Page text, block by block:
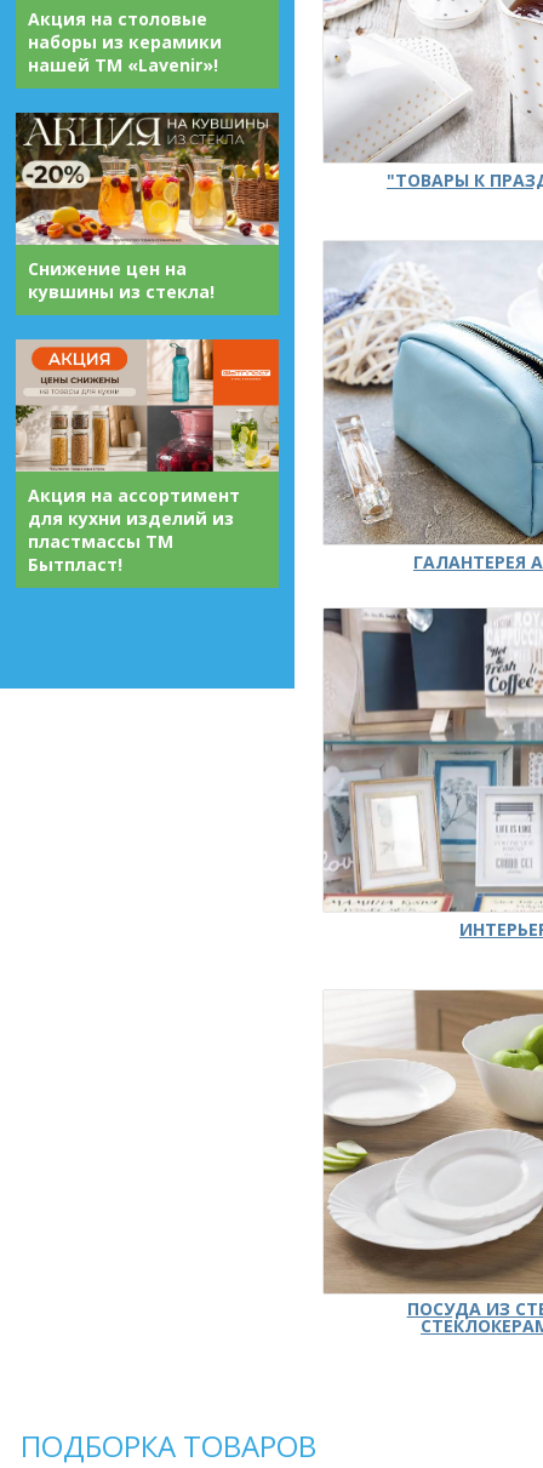
Акция на столовые
наборы из керамики
нашей ТМ «Lavenir»!
Снижение цен на
кувшины из стекла!
Акция на ассортимент
для кухни изделий из
пластмассы ТМ
Бытпласт!
"ТОВАРЫ К
ГАЛАНТЕРЕЯ
ПОСУДА ИЗ
ПОДБОРКА ТОВАРОВ